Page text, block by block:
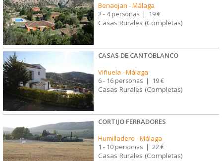
Benaojan -Málaga
2 - 4 personas | 19 €
Casas Rurales (Completas)
CASAS DE CANTOBLANCO
Viñuela -Málaga
6 - 16 personas | 19 €
Casas Rurales (Completas)
CORTIJO FERRADORES
Humilladero -Málaga
1 - 10 personas | 22 €
Casas Rurales (Completas)